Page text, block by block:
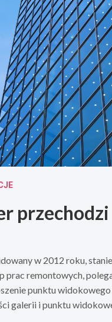
w 2012 roku,
prac remontowych,
punktu
galerii i punktu